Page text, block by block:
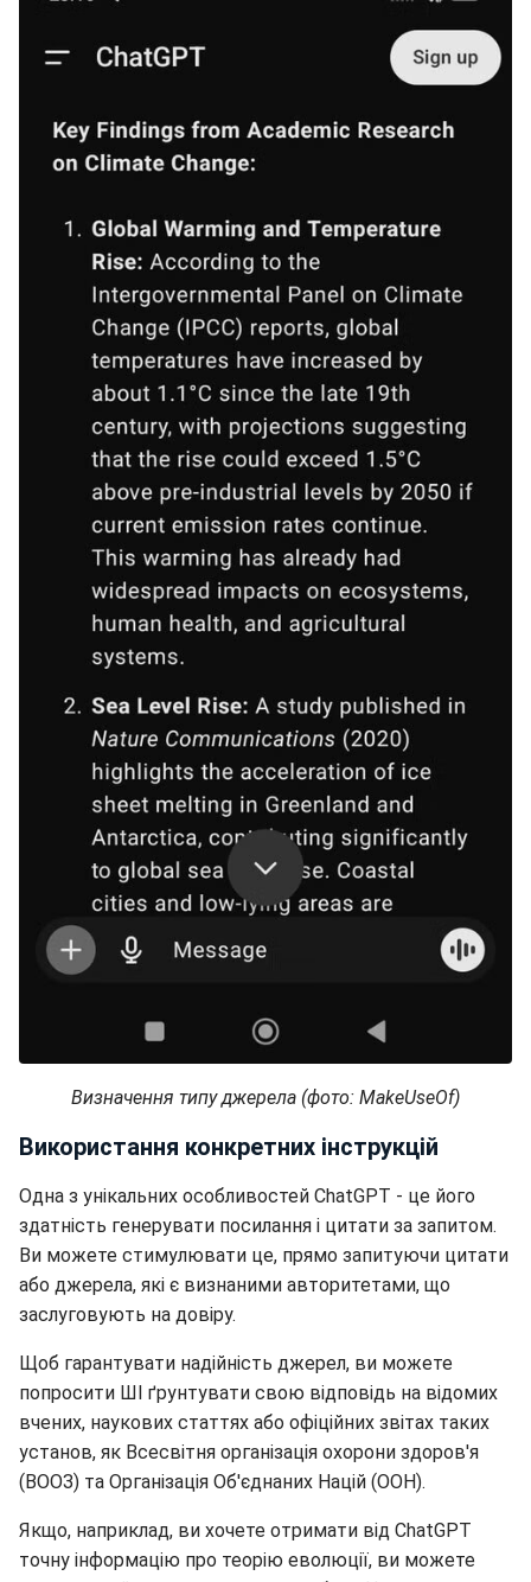
Визначення типу джерела (фото: MakeUseOf)
Використання конкретних інструкцій
Одна з унікальних особливостей ChatGPT - це його
Ви можете стимулювати це, прямо запитуючи цитати
або джерела, які є визнаними авторитетами, що
заслуговують на довіру.
Щоб гарантувати надійність джерел, ви можете
вчених, наукових статтях або офіційних звітах таких
установ, як Всесвітня організація охорони здоров'я
(ВООЗ) та Організація Об'єднаних Націй (ООН).
Якщо, наприклад, ви хочете отримати від ChatGPT
попросити його посилатися на роботи Чарльза
Дарвіна та інших відомих дослідників у галузі